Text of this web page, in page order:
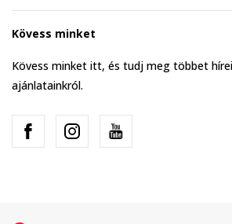
Kövess minket
Kövess minket itt, és tudj meg többet
ajánlatainkról.